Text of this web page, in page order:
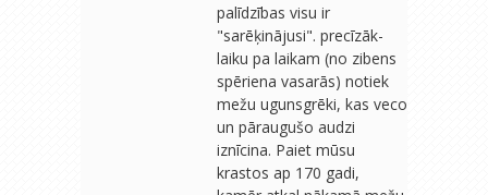
palīdzības visu ir
"sarēķinājusi". precīzāk-
laiku pa laikam (no zibens
spēriena vasarās) notiek
mežu ugunsgrēki, kas veco
un pāraugušo audzi
iznīcina. Paiet mūsu
krastos ap 170 gadi,